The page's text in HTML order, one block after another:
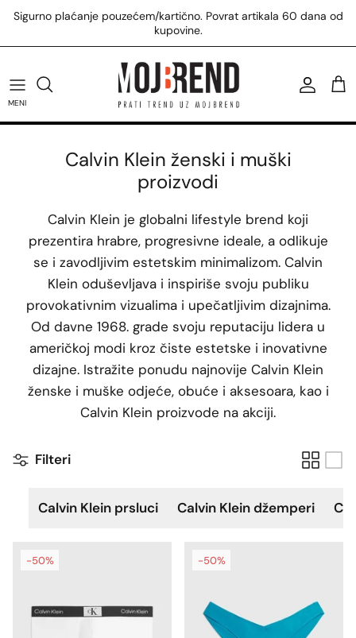
Preskoči
sadržaj
Sigurno plaćanje pouzećem/kartično. Povrat artikala 60 dana od
kupovine.
MENI
U.S. Polo Assn. majice
U.S. Polo Assn. patike
Svi U.S. Polo Assn. proizvodi
Tommy Hilfiger patike
Tommy Hilfiger torbe
Svi Tommy Hilfiger proizvodi
Calvin Klein kupaći
Calvin Klein torbe
Svi Calvin Klein proizvodi
Replay košulje
Muškarci
Calvin Klein ženski i muški
proizvodi
Calvin Klein je globalni lifestyle brend koji
prezentira hrabre, progresivne ideale, a odlikuje
se i zavodljivim estetskim minimalizom. Calvin
Klein oduševljava i inspiriše svoju publiku
provokativnim vizualima i upečatljivim dizajnima.
Od davne 1968. grade svoju reputaciju lidera u
američkoj modi kroz čiste estetske i inovativne
dizajne. Istražite ponudu najnovije Calvin Klein
ženske i muške odjeće, obuće i aksesoara, kao i
Calvin Klein proizvode na akciji.
Filteri
Calvin Klein prsluci Calvin Klein džemperi
-50% -50%